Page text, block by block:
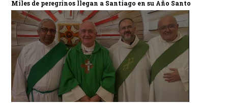
Miles de peregrinos llegan a Santiago en su Año Santo